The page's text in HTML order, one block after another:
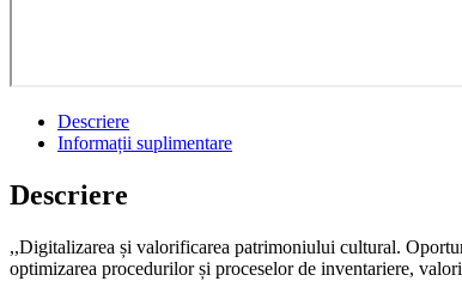
Descriere
Informații suplimentare
Descriere
,,Digitalizarea și valorificarea patrimoniului cultural.
optimizarea procedurilor și proceselor de inventariere,